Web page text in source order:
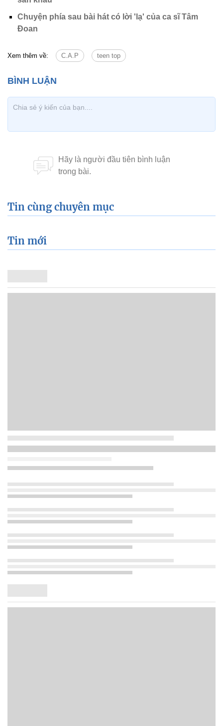
Chuyện phía sau bài hát có lời 'lạ' của ca sĩ Tâm
Đoan
Xem thêm về: C.A.P teen top
Tin cùng chuyên mục
Tin mới